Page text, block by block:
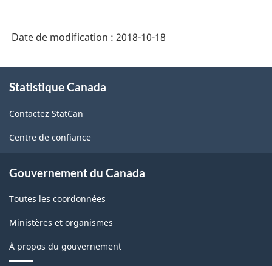
2017
1.0
-
Fabrication
et
forestière
de
la
Date de modification : 2018-10-18
propos
ce
site
Statistique Canada
Contactez StatCan
Centre de confiance
Gouvernement du Canada
Toutes les coordonnées
Ministères et organismes
À propos du gouvernement